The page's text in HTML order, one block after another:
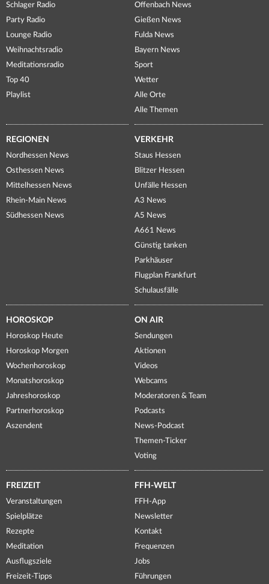
Schlager Radio
Party Radio
Lounge Radio
Weihnachtsradio
Meditationsradio
Top 40
Playlist
Offenbach News
Gießen News
Fulda News
Bayern News
Sport
Wetter
Alle Orte
Alle Themen
REGIONEN
Nordhessen News
Osthessen News
Mittelhessen News
Rhein-Main News
Südhessen News
VERKEHR
Staus Hessen
Blitzer Hessen
Unfälle Hessen
A3 News
A5 News
A661 News
Günstig tanken
Parkhäuser
Flugplan Frankfurt
Schulausfälle
HOROSKOP
Horoskop Heute
Horoskop Morgen
Wochenhoroskop
Monatshoroskop
Jahreshoroskop
Partnerhoroskop
Aszendent
ON AIR
Sendungen
Aktionen
Videos
Webcams
Moderatoren & Team
Podcasts
News-Podcast
Themen-Ticker
Voting
FREIZEIT
Veranstaltungen
Spielplätze
Rezepte
Meditation
Ausflugsziele
Freizeit-Tipps
FFH-WELT
FFH-App
Newsletter
Kontakt
Frequenzen
Jobs
Führungen